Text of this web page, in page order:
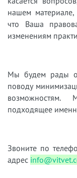
нашем
что Ваша
изменениям
Мы будем рады
поводу
возможностям.
подходящее
Звоните по
адрес